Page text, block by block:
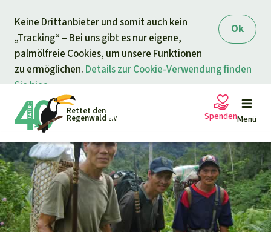
Ok
Keine Drittanbieter und somit auch kein
„Tracking“ – Bei uns gibt es nur eigene,
palmölfreie Cookies, um unsere Funktionen
zu ermöglichen. Details zur Cookie-Verwendung finden
Sie hier.
springen
Rettet den
Regenwald e. V. Menü
Petitionen
Projekte
Spenden
Ihre Spende hilft
Allgemeine Spende